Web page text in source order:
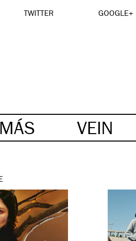
TWITTER GOOGLE+
MÁS VEIN